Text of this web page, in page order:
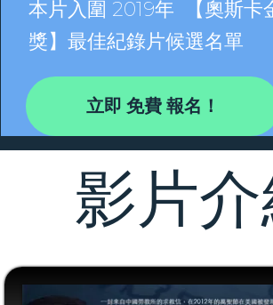
本片入圍 2019年 【奧斯卡
獎】最佳紀錄片候選名單
立即 免費 報名！​
影片